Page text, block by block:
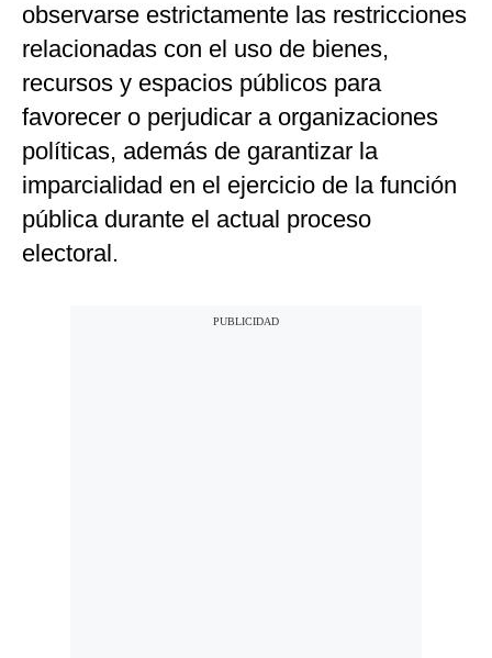
observarse estrictamente las restricciones
relacionadas con el uso de bienes,
recursos y espacios públicos para
favorecer o perjudicar a organizaciones
políticas, además de garantizar la
imparcialidad en el ejercicio de la función
pública durante el actual proceso
electoral.